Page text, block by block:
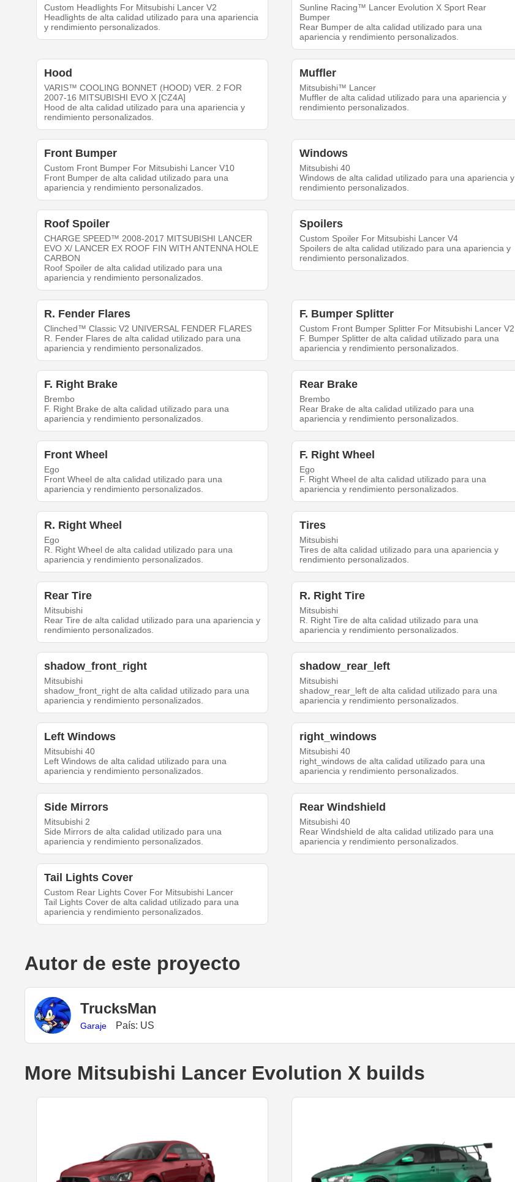
Custom Headlights For Mitsubishi Lancer V2
Headlights de alta calidad utilizado para una apariencia
y rendimiento personalizados.
Sunline Racing™ Lancer Evolution X Sport Rear
Bumper
Rear Bumper de alta calidad utilizado para una
apariencia y rendimiento personalizados.
Hood
VARIS™ COOLING BONNET (HOOD) VER. 2 FOR
2007-16 MITSUBISHI EVO X [CZ4A]
Hood de alta calidad utilizado para una apariencia y
rendimiento personalizados.
Muffler
Mitsubishi™ Lancer
Muffler de alta calidad utilizado para una apariencia y
rendimiento personalizados.
Front Bumper
Custom Front Bumper For Mitsubishi Lancer V10
Front Bumper de alta calidad utilizado para una
apariencia y rendimiento personalizados.
Windows
Mitsubishi 40
Windows de alta calidad utilizado para una apariencia y
rendimiento personalizados.
Roof Spoiler
CHARGE SPEED™ 2008-2017 MITSUBISHI LANCER
EVO X/ LANCER EX ROOF FIN WITH ANTENNA HOLE
CARBON
Roof Spoiler de alta calidad utilizado para una
apariencia y rendimiento personalizados.
Spoilers
Custom Spoiler For Mitsubishi Lancer V4
Spoilers de alta calidad utilizado para una apariencia y
rendimiento personalizados.
R. Fender Flares
Clinched™ Classic V2 UNIVERSAL FENDER FLARES
R. Fender Flares de alta calidad utilizado para una
apariencia y rendimiento personalizados.
F. Bumper Splitter
Custom Front Bumper Splitter For Mitsubishi Lancer V2
F. Bumper Splitter de alta calidad utilizado para una
apariencia y rendimiento personalizados.
F. Right Brake
Brembo
F. Right Brake de alta calidad utilizado para una
apariencia y rendimiento personalizados.
Rear Brake
Brembo
Rear Brake de alta calidad utilizado para una
apariencia y rendimiento personalizados.
Front Wheel
Ego
Front Wheel de alta calidad utilizado para una
apariencia y rendimiento personalizados.
F. Right Wheel
Ego
F. Right Wheel de alta calidad utilizado para una
apariencia y rendimiento personalizados.
R. Right Wheel
Ego
R. Right Wheel de alta calidad utilizado para una
apariencia y rendimiento personalizados.
Tires
Mitsubishi
Tires de alta calidad utilizado para una apariencia y
rendimiento personalizados.
Rear Tire
Mitsubishi
Rear Tire de alta calidad utilizado para una apariencia y
rendimiento personalizados.
R. Right Tire
Mitsubishi
R. Right Tire de alta calidad utilizado para una
apariencia y rendimiento personalizados.
shadow_front_right
Mitsubishi
shadow_front_right de alta calidad utilizado para una
apariencia y rendimiento personalizados.
shadow_rear_left
Mitsubishi
shadow_rear_left de alta calidad utilizado para una
apariencia y rendimiento personalizados.
Left Windows
Mitsubishi 40
Left Windows de alta calidad utilizado para una
apariencia y rendimiento personalizados.
right_windows
Mitsubishi 40
right_windows de alta calidad utilizado para una
apariencia y rendimiento personalizados.
Side Mirrors
Mitsubishi 2
Side Mirrors de alta calidad utilizado para una
apariencia y rendimiento personalizados.
Rear Windshield
Mitsubishi 40
Rear Windshield de alta calidad utilizado para una
apariencia y rendimiento personalizados.
Tail Lights Cover
Custom Rear Lights Cover For Mitsubishi Lancer
Tail Lights Cover de alta calidad utilizado para una
apariencia y rendimiento personalizados.
Autor de este proyecto
TrucksMan
Garaje País: US
More Mitsubishi Lancer Evolution X builds